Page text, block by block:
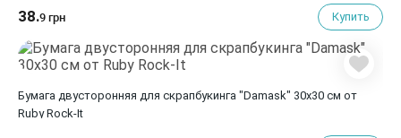
38.9 грн Купить
Бумага двусторонняя для скрапбукинга "Damask" 30х30 см от
Ruby Rock-It